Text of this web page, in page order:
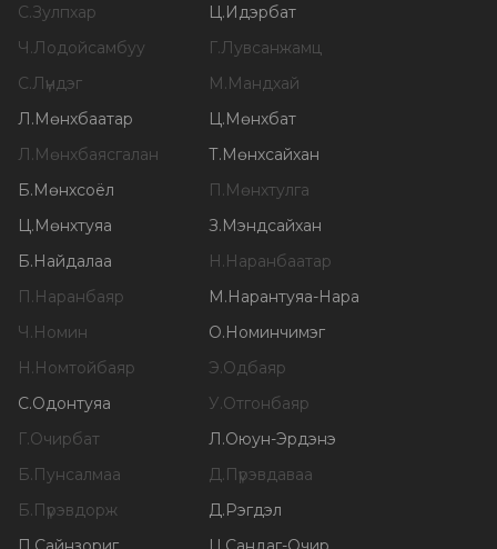
С.Зулпхар Ц.Идэрбат
Ч.Лодойсамбуу Г.Лувсанжамц
С.Лүндэг М.Мандхай
Л.Мөнхбаатар Ц.Мөнхбат
Л.Мөнхбаясгалан Т.Мөнхсайхан
Б.Мөнхсоёл П.Мөнхтулга
Ц.Мөнхтуяа З.Мэндсайхан
Б.Найдалаа Н.Наранбаатар
П.Наранбаяр М.Нарантуяа-Нара
Ч.Номин О.Номинчимэг
Н.Номтойбаяр Э.Одбаяр
С.Одонтуяа У.Отгонбаяр
Г.Очирбат Л.Оюун-Эрдэнэ
Б.Пунсалмаа Д.Пүрэвдаваа
Б.Пүрэвдорж Д.Рэгдэл